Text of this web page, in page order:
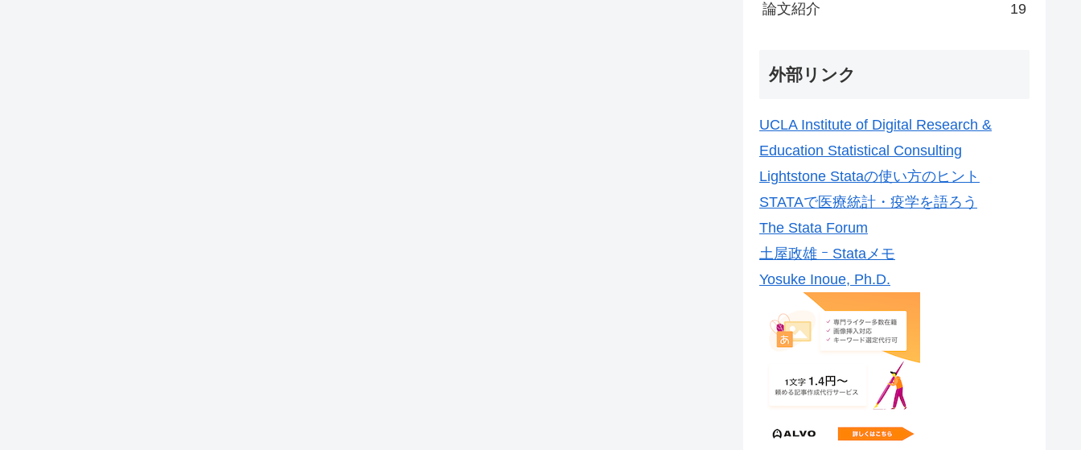
論文紹介 19
外部リンク
UCLA Institute of Digital Research &
Education Statistical Consulting
Lightstone Stataの使い方のヒント
STATAで医療統計・疫学を語ろう
The Stata Forum
土屋政雄 ｰ Stataメモ
Yosuke Inoue, Ph.D.